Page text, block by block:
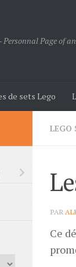
Personnal Page of
de sets Lego
LEGO
PAR
Ce